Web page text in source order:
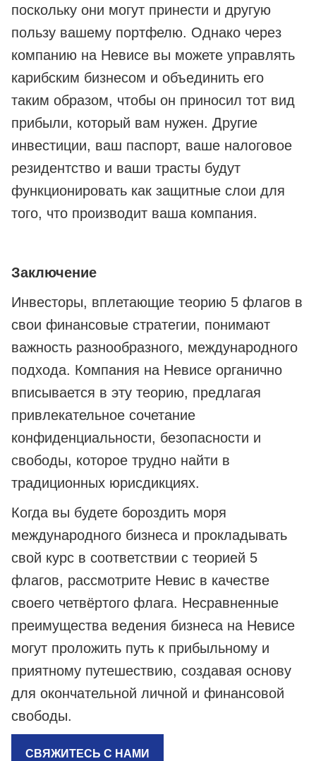
поскольку они могут принести и другую
пользу вашему портфелю. Однако через
компанию на Невисе вы можете управлять
карибским бизнесом и объединить его
таким образом, чтобы он приносил тот вид
прибыли, который вам нужен. Другие
инвестиции, ваш паспорт, ваше налоговое
резидентство и ваши трасты будут
функционировать как защитные слои для
того, что производит ваша компания.
Заключение
Инвесторы, вплетающие теорию 5 флагов в
свои финансовые стратегии, понимают
важность разнообразного, международного
подхода. Компания на Невисе органично
вписывается в эту теорию, предлагая
привлекательное сочетание
конфиденциальности, безопасности и
свободы, которое трудно найти в
традиционных юрисдикциях.
Когда вы будете бороздить моря
международного бизнеса и прокладывать
свой курс в соответствии с теорией 5
флагов, рассмотрите Невис в качестве
своего четвёртого флага. Несравненные
преимущества ведения бизнеса на Невисе
могут проложить путь к прибыльному и
приятному путешествию, создавая основу
для окончательной личной и финансовой
свободы.
СВЯЖИТЕСЬ С НАМИ